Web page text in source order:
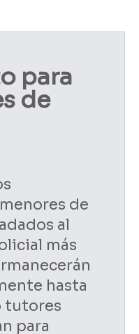
para
de
de
al
más
hasta
tutores
para